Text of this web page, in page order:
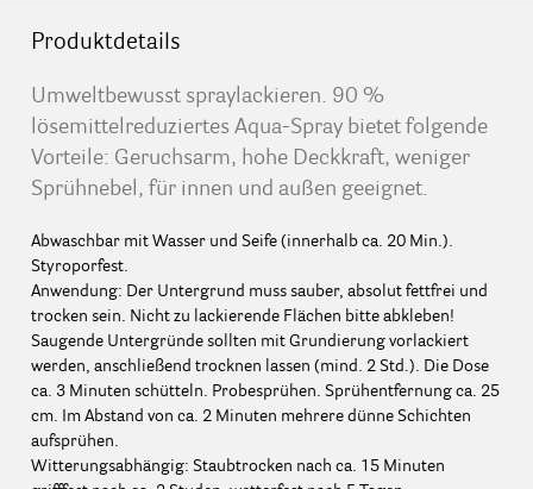
Produktdetails
Umweltbewusst spraylackieren. 90 %
lösemittelreduziertes Aqua-Spray bietet folgende
Vorteile: Geruchsarm, hohe Deckkraft, weniger
Sprühnebel, für innen und außen geeignet.
Abwaschbar mit Wasser und Seife (innerhalb ca. 20 Min.).
Styroporfest.
Anwendung: Der Untergrund muss sauber, absolut fettfrei und
trocken sein. Nicht zu lackierende Flächen bitte abkleben!
Saugende Untergründe sollten mit Grundierung vorlackiert
werden, anschließend trocknen lassen (mind. 2 Std.). Die Dose
ca. 3 Minuten schütteln. Probesprühen. Sprühentfernung ca. 25
cm. Im Abstand von ca. 2 Minuten mehrere dünne Schichten
aufsprühen.
Witterungsabhängig: Staubtrocken nach ca. 15 Minuten